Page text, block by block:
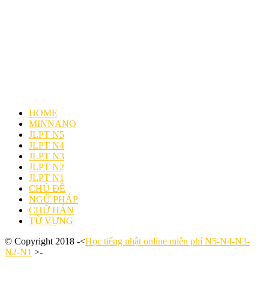
HOME
MINNANO
JLPT N5
JLPT N4
JLPT N3
JLPT N2
JLPT N1
CHỦ ĐỀ
NGỮ PHÁP
CHỮ HÁN
TỪ VỰNG
© Copyright 2018 -<Học tiếng nhật online miễn phí N5-N4-N3-
N2-N1 >-